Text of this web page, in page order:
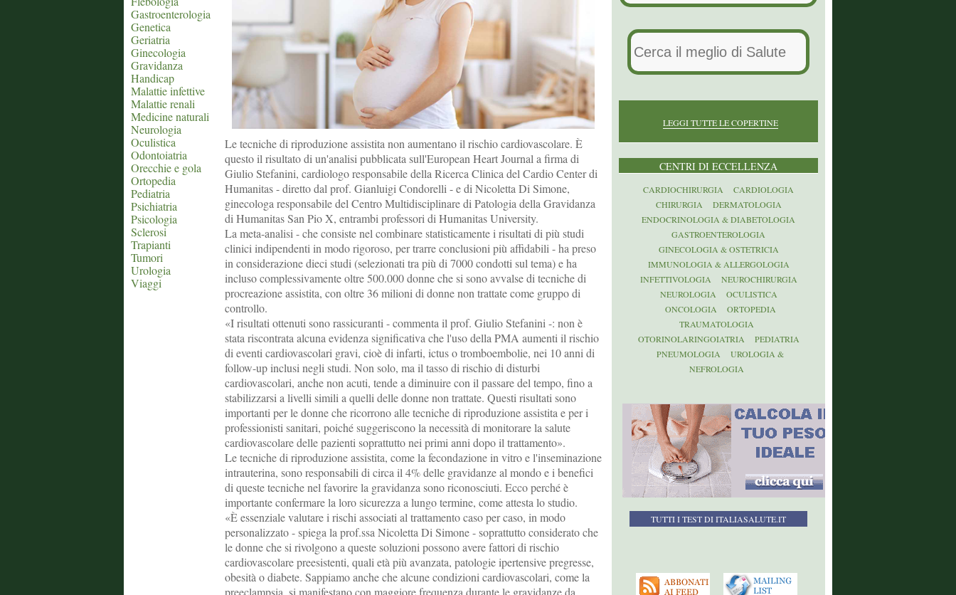
Gastroenterologia
Genetica
Geriatria
Ginecologia
Gravidanza
Handicap
Malattie infettive
Malattie renali
Medicine naturali
Neurologia
Oculistica
Odontoiatria
Orecchie e gola
Ortopedia
Pediatria
Psichiatria
Psicologia
Sclerosi
Trapianti
Tumori
Urologia
Viaggi
Le tecniche di riproduzione assistita non aumentano il rischio cardiovascolare. È
questo il risultato di un'analisi pubblicata sull'European Heart Journal a firma di
Giulio Stefanini, cardiologo responsabile della Ricerca Clinica del Cardio Center di
Humanitas - diretto dal prof. Gianluigi Condorelli - e di Nicoletta Di Simone,
ginecologa responsabile del Centro Multidisciplinare di Patologia della Gravidanza
di Humanitas San Pio X, entrambi professori di Humanitas University.
La meta-analisi - che consiste nel combinare statisticamente i risultati di più studi
clinici indipendenti in modo rigoroso, per trarre conclusioni più affidabili - ha preso
in considerazione dieci studi (selezionati tra più di 7000 condotti sul tema) e ha
incluso complessivamente oltre 500.000 donne che si sono avvalse di tecniche di
procreazione assistita, con oltre 36 milioni di donne non trattate come gruppo di
controllo.
«I risultati ottenuti sono rassicuranti - commenta il prof. Giulio Stefanini -: non è
stata riscontrata alcuna evidenza significativa che l'uso della PMA aumenti il rischio
di eventi cardiovascolari gravi, cioè di infarti, ictus o tromboembolie, nei 10 anni di
follow-up inclusi negli studi. Non solo, ma il tasso di rischio di disturbi
cardiovascolari, anche non acuti, tende a diminuire con il passare del tempo, fino a
stabilizzarsi a livelli simili a quelli delle donne non trattate. Questi risultati sono
importanti per le donne che ricorrono alle tecniche di riproduzione assistita e per i
professionisti sanitari, poiché suggeriscono la necessità di monitorare la salute
cardiovascolare delle pazienti soprattutto nei primi anni dopo il trattamento».
Le tecniche di riproduzione assistita, come la fecondazione in vitro e l'inseminazione
intrauterina, sono responsabili di circa il 4% delle gravidanze al mondo e i benefici
di queste tecniche nel favorire la gravidanza sono riconosciuti. Ecco perché è
importante confermare la loro sicurezza a lungo termine, come attesta lo studio.
«È essenziale valutare i rischi associati al trattamento caso per caso, in modo
personalizzato - spiega la prof.ssa Nicoletta Di Simone - soprattutto considerato che
le donne che si rivolgono a queste soluzioni possono avere fattori di rischio
cardiovascolare preesistenti, quali età più avanzata, patologie ipertensive pregresse,
obesità o diabete. Sappiamo anche che alcune condizioni cardiovascolari, come la
preeclampsia, si manifestano con maggiore frequenza durante le gravidanze da
LEGGI TUTTE LE COPERTINE
CENTRI DI ECCELLENZA
CARDIOCHIRURGIA
CARDIOLOGIA
CHIRURGIA
DERMATOLOGIA
ENDOCRINOLOGIA & DIABETOLOGIA
GASTROENTEROLOGIA
GINECOLOGIA & OSTETRICIA
IMMUNOLOGIA & ALLERGOLOGIA
INFETTIVOLOGIA
NEUROCHIRURGIA
NEUROLOGIA
OCULISTICA
ONCOLOGIA
ORTOPEDIA
TRAUMATOLOGIA
OTORINOLARINGOIATRIA
PEDIATRIA
PNEUMOLOGIA
UROLOGIA &
NEFROLOGIA
TUTTI I TEST DI ITALIASALUTE.IT